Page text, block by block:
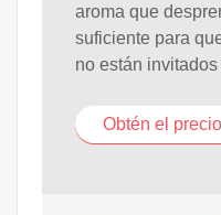
aroma que
suficiente para
no están invitados
Obtén el precio